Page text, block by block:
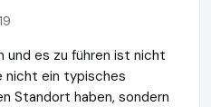
und es zu führen ist nicht
nicht ein typisches
Standort haben, sondern